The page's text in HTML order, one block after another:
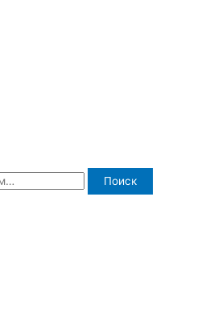
Поиск